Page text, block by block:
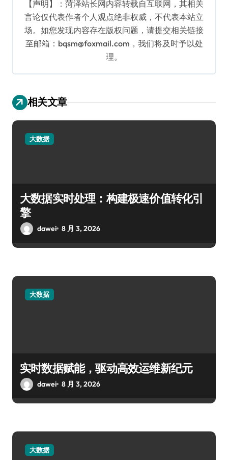
【声明】：菏泽站长网内容转载自互联网，其相关
言论仅代表作者个人观点绝非权威，不代表本站立
场。如您发现内容存在版权问题，请提交相关链接
至邮箱：bqsm@foxmail.com，我们将及时予以处
理。
相关文章
大数据
大数据实时处理：构建极速价值转化引
擎
dawei 8 月 3, 2026
大数据
实时数据赋能，驱动高效运维新纪元
dawei 8 月 3, 2026
大数据